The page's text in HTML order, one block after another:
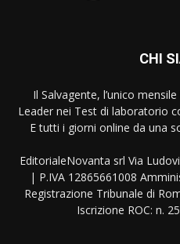
CHI
Il Salvagente, l’unico
Leader nei Test di laboratorio
E tutti i giorni online da una
EditorialeNovanta srl Via
| P.IVA 12865661008
Registrazione Tribunale di
Iscrizione ROC: n.